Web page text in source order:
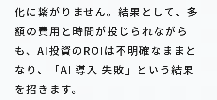
化に繋がりません。結果として、多
額の費用と時間が投じられながら
も、AI投資のROIは不明確なままと
なり、「AI 導入 失敗」という結果
を招きます。